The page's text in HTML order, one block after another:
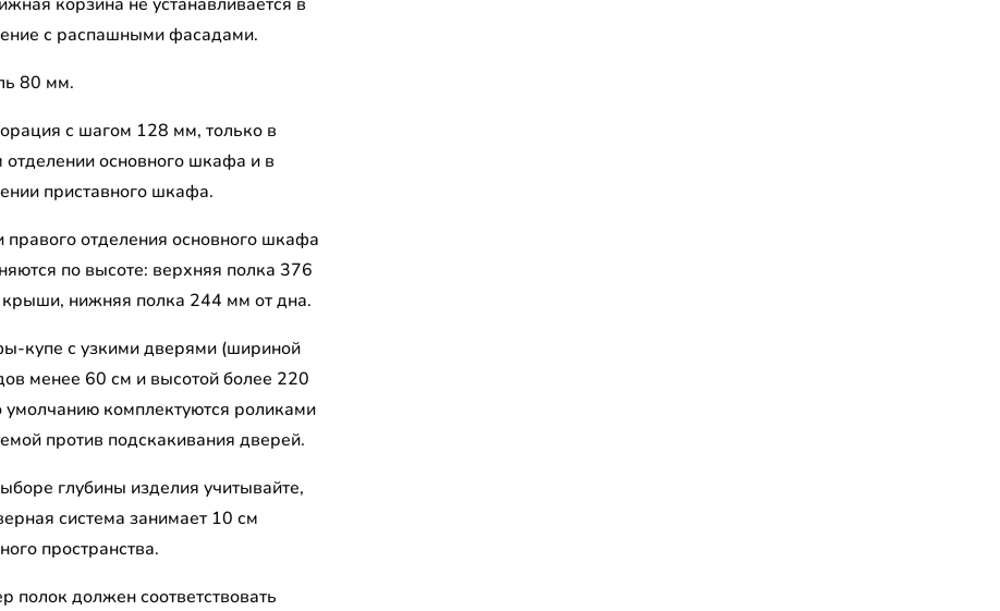
с распашными фасадами.
80 мм.
с шагом 128 мм, только в
отделении основного шкафа и в
приставного шкафа.
правого отделения основного шкафа
по высоте: верхняя полка 376
нижняя полка 244 мм от дна.
купе с узкими дверями (шириной
менее 60 см и высотой более 220
умолчанию комплектуются роликами
против подскакивания дверей.
глубины изделия учитывайте,
система занимает 10 см
пространства.
полок должен соответствовать